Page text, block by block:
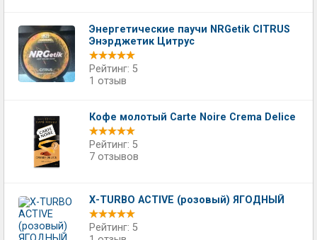
Энергетические паучи NRGetik CITRUS
Энэрджетик Цитрус
Рейтинг: 5
1 отзыв
Кофе молотый Carte Noire Crema Delice
Рейтинг: 5
7 отзывов
Х-TURBO ACTIVE (розовый) ЯГОДНЫЙ
Рейтинг: 5